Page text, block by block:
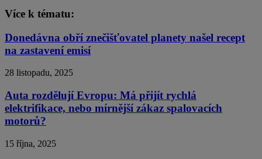
Více k tématu:
Donedávna obří znečišťovatel planety našel recept
na zastavení emisí
28 listopadu, 2025
Auta rozdělují Evropu: Má přijít rychlá
elektrifikace, nebo mírnější zákaz spalovacích
motorů?
15 října, 2025